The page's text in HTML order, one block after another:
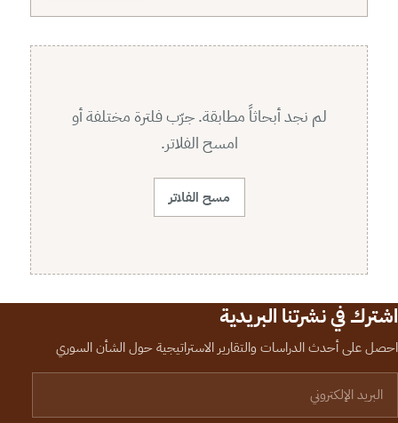
لم نجد أبحاثاً مطابقة. جرّب فلترة مختلفة أو
امسح الفلاتر.
مسح الفلاتر
اشترك في نشرتنا البريدية
احصل على أحدث الدراسات والتقارير الاستراتيجية حول الشأن السوري